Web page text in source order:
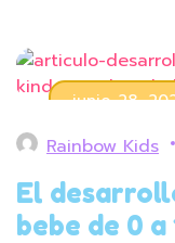
junio 28,
Rainbow Kids
El
bebe de 0 a